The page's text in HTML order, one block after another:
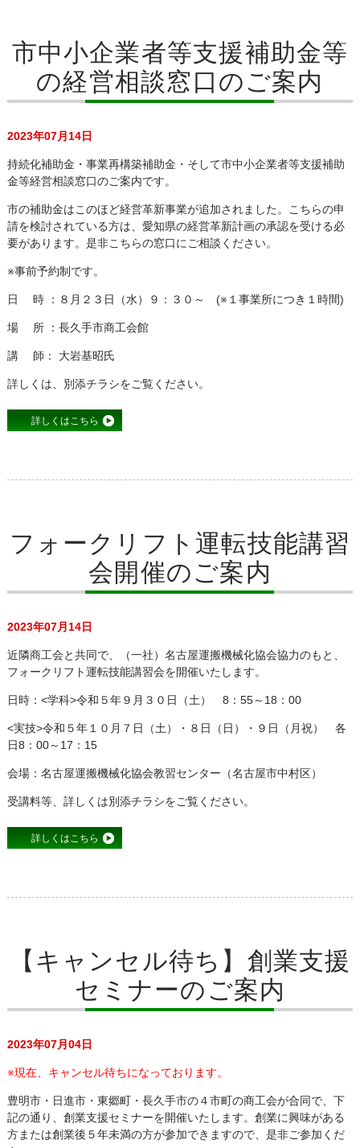
市中小企業者等支援補助金等
の経営相談窓口のご案内
2023年07月14日
持続化補助金・事業再構築補助金・そして市中小企業者等支援補助
金等経営相談窓口のご案内です。
市の補助金はこのほど経営革新事業が追加されました。こちらの申
請を検討されている方は、愛知県の経営革新計画の承認を受ける必
要があります。是非こちらの窓口にご相談ください。
※事前予約制です。
日 時 ：８月２３日（水）９：３０～ (※１事業所につき１時間)
場 所 ：長久手市商工会館
講 師： 大岩基昭氏
詳しくは、別添チラシをご覧ください。
詳しくはこちら
フォークリフト運転技能講習
会開催のご案内
2023年07月14日
近隣商工会と共同で、（一社）名古屋運搬機械化協会協力のもと、
フォークリフト運転技能講習会を開催いたします。
日時：<学科>令和５年９月３０日（土） 8：55～18：00
<実技>令和５年１０月７日（土）・８日（日）・９日（月祝） 各
日8：00～17：15
会場：名古屋運搬機械化協会教習センター（名古屋市中村区）
受講料等、詳しくは別添チラシをご覧ください。
詳しくはこちら
【キャンセル待ち】創業支援
セミナーのご案内
2023年07月04日
※現在、キャンセル待ちになっております。
豊明市・日進市・東郷町・長久手市の４市町の商工会が合同で、下
記の通り、創業支援セミナーを開催いたします。創業に興味がある
方または創業後５年未満の方が参加できますので、是非ご参加くだ